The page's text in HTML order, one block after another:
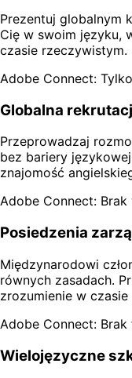
Prezentuj globalnym
Cię w swoim języku,
czasie rzeczywistym.
Adobe Connect:
Globalna
Przeprowadzaj
bez bariery
znajomość
Adobe Connect:
Posiedzenia
Międzynarodowi
równych zasadach.
zrozumienie w
Adobe Connect: Brak
Wielojęzyczne